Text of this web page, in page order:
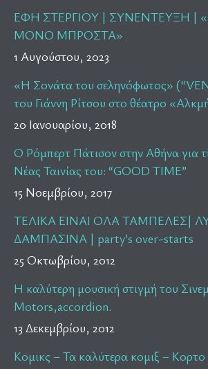
ΕΦΗ ΣΤΕΡΓΙΟΥ | ΣΥΝΕΝΤΕΥΞΗ |
ΜΟΝΟ ΜΠΡΟΣΤΑ»
1 Αυγούστου, 2023
«Η Σονάτα του σεληνόφωτος»
του Γιάννη Ρίτσου στο θέατρο
20 Ιανουαρίου, 2018
Ο Ρόμπερτ Πάτισον στην Αθήνα για
Νέας Ταινίας του: “GOOD TIME”
15 Νοεμβρίου, 2017
ΤΕΛΙΚΑ ΕΙΝΑΙ ΟΛΑ ΤΑΜΠΕΛΕΣ|
ΔΑΜΠΑΣΙΝΑ | party’s over-starts
25 Οκτωβρίου, 2012
Η καλύτερη μουσική στιγμή του
Motors,accordion.
13 Δεκεμβρίου, 2012
Κομικς – Τα καλύτερα κομιξ –